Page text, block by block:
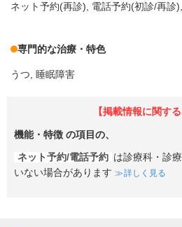
ネット予約(再診) 電話予約(初診/再診)
専門的な治療・特色
うつ 睡眠障害
【掲載情報に関する
機能・特徴 の項目の、
ネット予約/電話予約 は診療科・診
いない場合があります
詳しく見る